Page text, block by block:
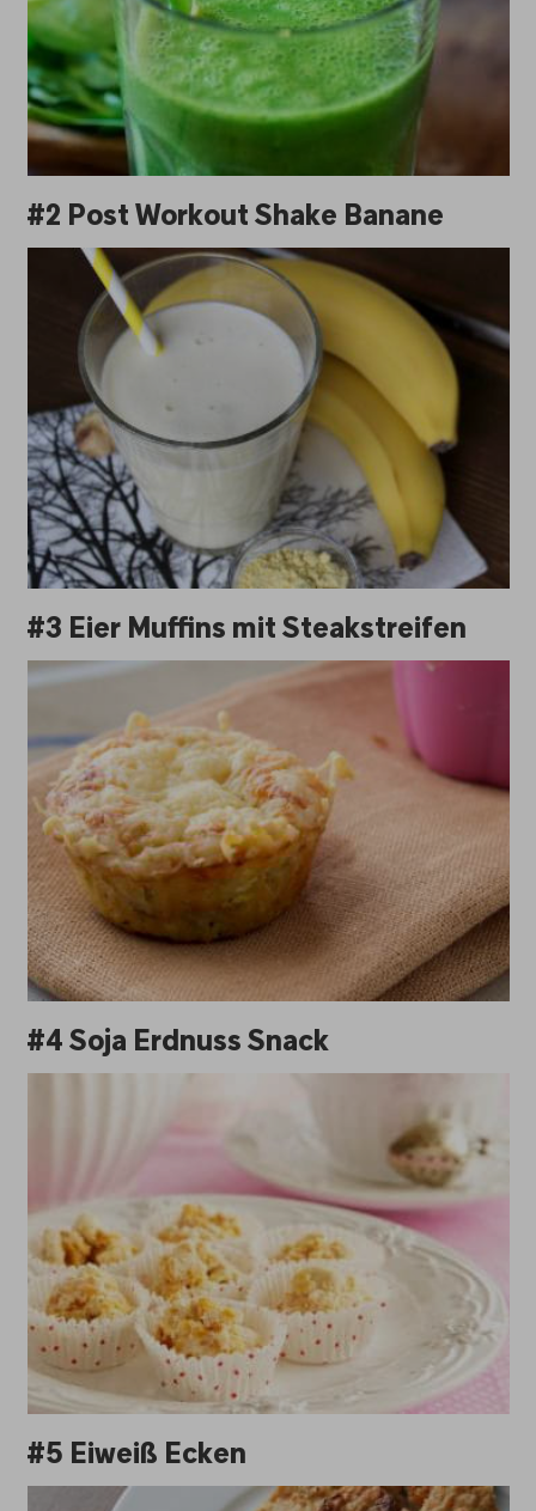
#2 Post Workout Shake Banane
#3 Eier Muffins mit Steakstreifen
#4 Soja Erdnuss Snack
#5 Eiweiß Ecken